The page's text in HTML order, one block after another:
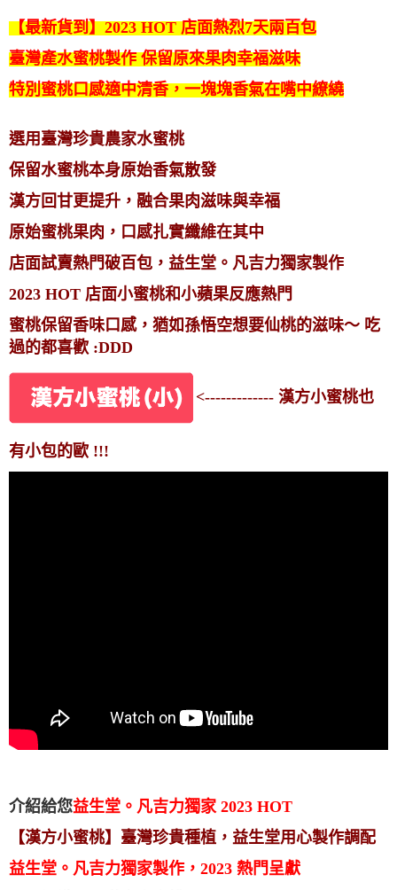
【最新貨到】2023 HOT 店面熱烈7天兩百包
臺灣產水蜜桃製作 保留原來果肉幸福滋味
特別蜜桃口感適中清香，一塊塊香氣在嘴中繚繞
選用臺灣珍貴農家水蜜桃
保留水蜜桃本身原始香氣散發
漢方回甘更提升，融合果肉滋味與幸福
原始蜜桃果肉，口感扎實纖維在其中
店面試賣熱門破百包，益生堂。凡吉力獨家製作
2023 HOT 店面小蜜桃和小蘋果反應熱門
蜜桃保留香味口感，猶如孫悟空想要仙桃的滋味～ 吃
過的都喜歡 :DDD
<------------- 漢方小蜜桃也
有小包的歐 !!!
介紹給您益生堂。凡吉力獨家 2023 HOT
【漢方小蜜桃】臺灣珍貴種植，益生堂用心製作調配
益生堂。凡吉力獨家製作，2023 熱門呈獻